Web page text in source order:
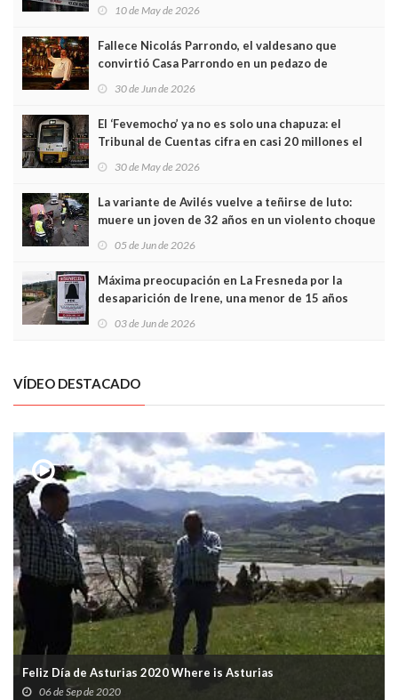
edificio y las cámaras captan sus últimos minutos
10 de May de 2026
Fallece Nicolás Parrondo, el valdesano que
convirtió Casa Parrondo en un pedazo de
Asturias en Madrid
30 de Jun de 2026
El ‘Fevemocho’ ya no es solo una chapuza: el
Tribunal de Cuentas cifra en casi 20 millones el
sobrecoste de los trenes que no cabían por los
30 de May de 2026
La variante de Avilés vuelve a teñirse de luto:
muere un joven de 32 años en un violento choque
frontal
05 de Jun de 2026
Máxima preocupación en La Fresneda por la
desaparición de Irene, una menor de 15 años
03 de Jun de 2026
VÍDEO DESTACADO
Feliz Día de Asturias 2020 Where is Asturias
06 de Sep de 2020